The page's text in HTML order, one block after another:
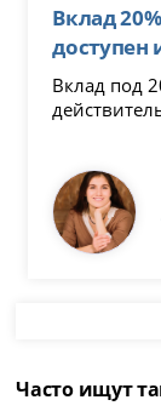
Вклад
доступен
Вклад под
Часто ищут